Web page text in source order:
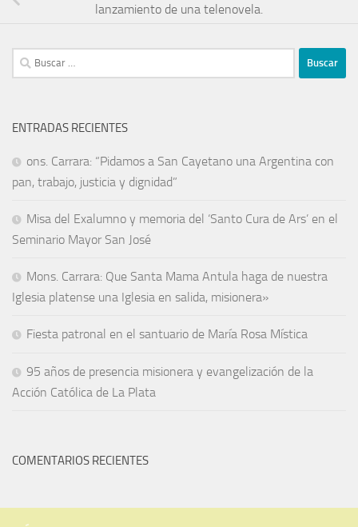
lanzamiento de una telenovela.
ENTRADAS RECIENTES
ons. Carrara: “Pidamos a San Cayetano una Argentina con
pan, trabajo, justicia y dignidad”
Misa del Exalumno y memoria del ‘Santo Cura de Ars’ en el
Seminario Mayor San José
Mons. Carrara: Que Santa Mama Antula haga de nuestra
Iglesia platense una Iglesia en salida, misionera»
Fiesta patronal en el santuario de María Rosa Mística
95 años de presencia misionera y evangelización de la
Acción Católica de La Plata
COMENTARIOS RECIENTES